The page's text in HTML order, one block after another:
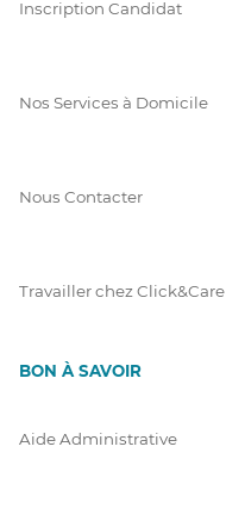
Inscription Candidat
Nos Services à Domicile
Nous Contacter
Travailler chez Click&Care
BON À SAVOIR
Aide Administrative